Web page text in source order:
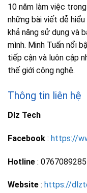
10 năm làm việc
những bài viết dễ
khả năng sử dụng và
mình. Minh Tuấn nổi
tiếp cận và luôn cập
thế giới công nghệ.
Thông tin liên hệ
Dlz Tech
Facebook : https://
Hotline : 0767089285
Website : https://